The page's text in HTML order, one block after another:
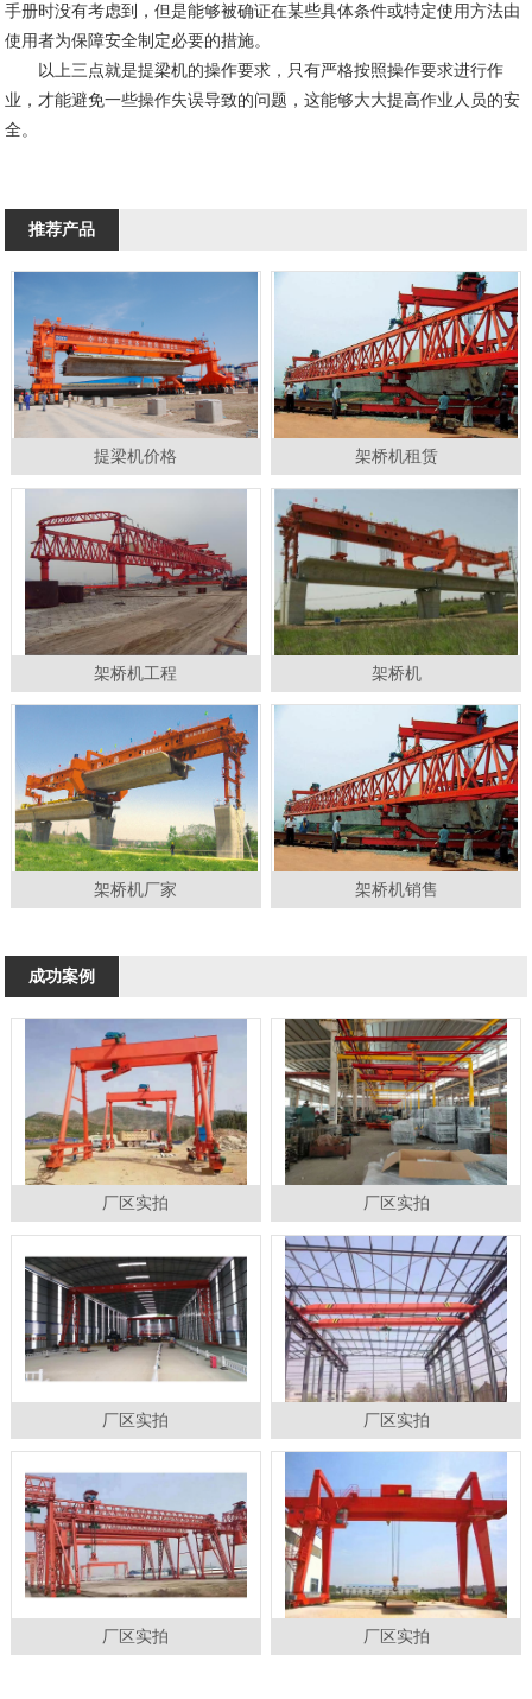
手册时没有考虑到，但是能够被确证在某些具体条件或特定使用方法由
使用者为保障安全制定必要的措施。
以上三点就是提梁机的操作要求，只有严格按照操作要求进行作
业，才能避免一些操作失误导致的问题，这能够大大提高作业人员的安
全。
推荐产品
提梁机价格 架桥机租赁
架桥机工程 架桥机
架桥机厂家 架桥机销售
成功案例
厂区实拍 厂区实拍
厂区实拍 厂区实拍
厂区实拍 厂区实拍